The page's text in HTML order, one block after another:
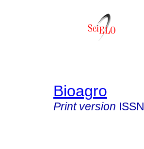
Bioagro
Print version ISSN